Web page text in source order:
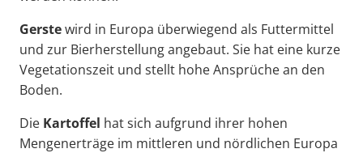
Gerstewird in Europa überwiegend als Futtermittel
und zur Bierherstellung angebaut. Sie hat eine kurze
Vegetationszeit und stellt hohe Ansprüche an den
Boden.
Die Kartoffel hat sich aufgrund ihrer hohen
Mengenerträge im mittleren und nördlichen Europa